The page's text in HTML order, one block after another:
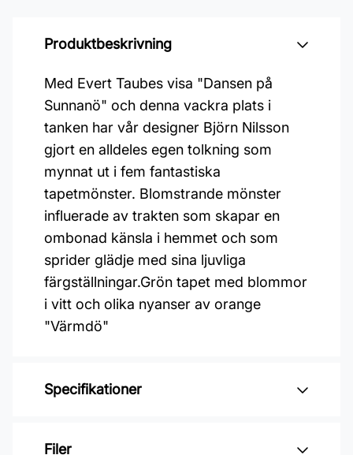
Produktbeskrivning
Med Evert Taubes visa "Dansen på
Sunnanö" och denna vackra plats i
tanken har vår designer Björn Nilsson
gjort en alldeles egen tolkning som
mynnat ut i fem fantastiska
tapetmönster. Blomstrande mönster
influerade av trakten som skapar en
ombonad känsla i hemmet och som
sprider glädje med sina ljuvliga
färgställningar.Grön tapet med blommor
i vitt och olika nyanser av orange
"Värmdö"
Specifikationer
Varumärke: Midbec Tapeter
Filer